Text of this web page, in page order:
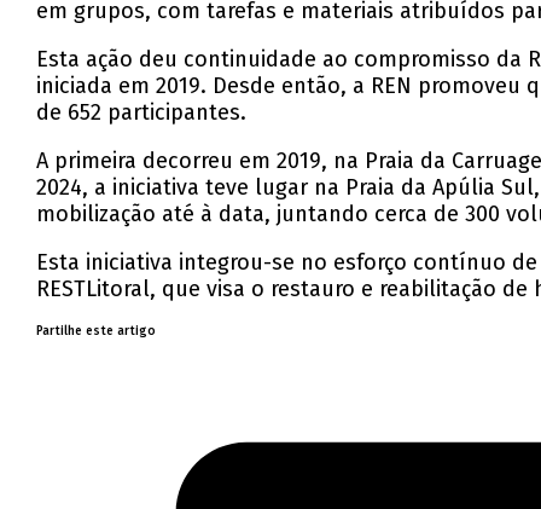
em grupos, com tarefas e materiais atribuídos
Esta ação deu continuidade ao compromisso da
iniciada em 2019. Desde então, a REN
de 652 participantes.
A primeira decorreu em 2019, na Praia da
2024, a iniciativa teve lugar na Praia da Apúlia
mobilização até à data, juntando cerca de 300
Esta iniciativa integrou-se no esforço contínuo
RESTLitoral, que visa o restauro e reabilitação
Partilhe este artigo